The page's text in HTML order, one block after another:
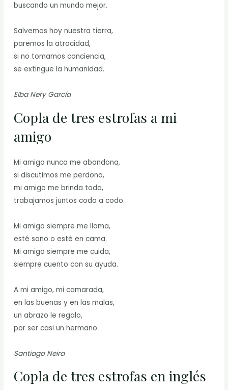
buscando un mundo mejor.
Salvemos hoy nuestra tierra,
paremos la atrocidad,
si no tomamos conciencia,
se extingue la humanidad.
Elba Nery García
Copla de tres estrofas a mi
amigo
Mi amigo nunca me abandona,
si discutimos me perdona,
mi amigo me brinda todo,
trabajamos juntos codo a codo.
Mi amigo siempre me llama,
esté sano o esté en cama.
Mi amigo siempre me cuida,
siempre cuento con su ayuda.
A mi amigo, mi camarada,
en las buenas y en las malas,
un abrazo le regalo,
por ser casi un hermano.
Santiago Neira
Copla de tres estrofas en inglés